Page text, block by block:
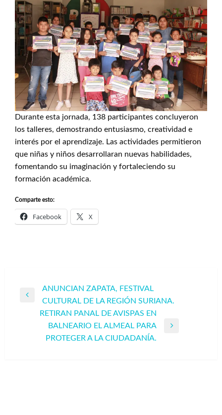
Durante esta jornada, 138 participantes concluyeron
los talleres, demostrando entusiasmo, creatividad e
interés por el aprendizaje. Las actividades permitieron
que niñas y niños desarrollaran nuevas habilidades,
fomentando su imaginación y fortaleciendo su
formación académica.
Comparte esto:
Facebook X
Navegación
entradas
Entrada
anterior
ANUNCIAN ZAPATA, FESTIVAL
CULTURAL DE LA REGIÓN SURIANA.
RETIRAN PANAL DE AVISPAS EN
BALNEARIO EL ALMEAL PARA
PROTEGER A LA CIUDADANÍA.